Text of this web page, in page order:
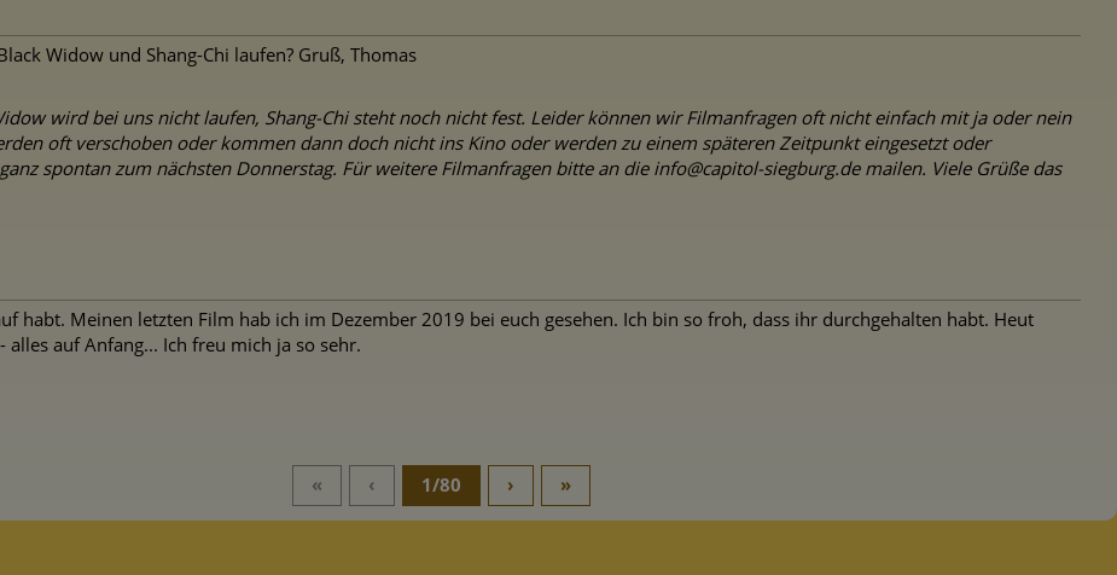
Widow und Shang-Chi laufen? Gruß, Thomas
wird bei uns nicht laufen, Shang-Chi steht noch nicht fest. Leider können wir Filmanfragen oft nicht einfach mit ja oder nein
oft verschoben oder kommen dann doch nicht ins Kino oder werden zu einem späteren Zeitpunkt eingesetzt oder
spontan zum nächsten Donnerstag. Für weitere Filmanfragen bitte an die info@capitol-siegburg.de mailen. Viele Grüße das
habt. Meinen letzten Film hab ich im Dezember 2019 bei euch gesehen. Ich bin so froh, dass ihr durchgehalten habt. Heut
alles auf Anfang... Ich freu mich ja so sehr.
« ‹ 1/80 › »